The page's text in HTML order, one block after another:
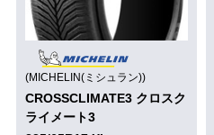
(MICHELIN(ミシュラン))
CROSSCLIMATE3 クロスク
ライメート3